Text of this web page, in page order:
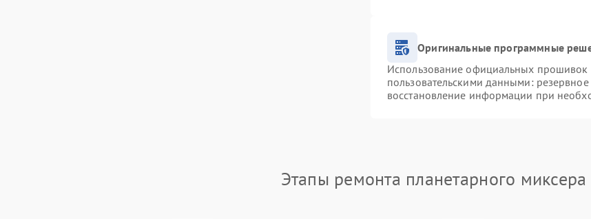
Оригинальные программные
Использование официальных прошивок
пользовательскими данными:
восстановление информации при
Этапы ремонта планетарного